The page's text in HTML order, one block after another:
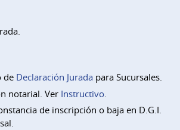
de Declaración Juradapara Sucursales.
notarial. Ver Instructivo.
de inscripción o baja en D.G.I.